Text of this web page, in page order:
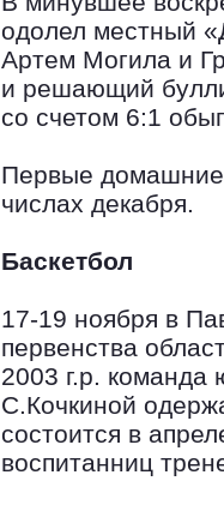
одолел местный
Артем Могила и
и решающий
со счетом 6:1
Первые домашние
числах декабря.
Баскетбол
17-19 ноября в
первенства
2003 г.р.
С.Кочкиной
состоится в
воспитанниц